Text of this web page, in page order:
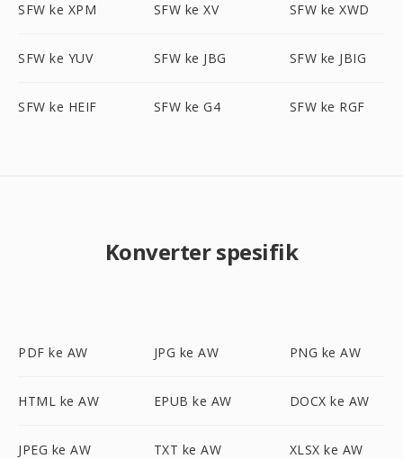
SFW ke XPM SFW ke XV SFW ke XWD
SFW ke YUV SFW ke JBG SFW ke JBIG
SFW ke HEIF SFW ke G4 SFW ke RGF
Konverter spesifik
PDF ke AW JPG ke AW PNG ke AW
HTML ke AW EPUB ke AW DOCX ke AW
JPEG ke AW TXT ke AW XLSX ke AW